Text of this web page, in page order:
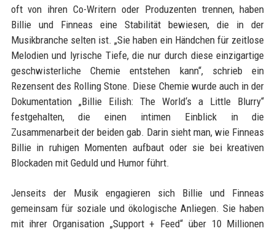
oft von ihren Co-Writern oder Produzenten trennen, haben
Billie und Finneas eine Stabilität bewiesen, die in der
Musikbranche selten ist. „Sie haben ein Händchen für zeitlose
Melodien und lyrische Tiefe, die nur durch diese einzigartige
geschwisterliche Chemie entstehen kann“, schrieb ein
Rezensent des Rolling Stone. Diese Chemie wurde auch in der
Dokumentation „Billie Eilish: The World‘s a Little Blurry“
festgehalten, die einen intimen Einblick in die
Zusammenarbeit der beiden gab. Darin sieht man, wie Finneas
Billie in ruhigen Momenten aufbaut oder sie bei kreativen
Blockaden mit Geduld und Humor führt.
Jenseits der Musik engagieren sich Billie und Finneas
gemeinsam für soziale und ökologische Anliegen. Sie haben
mit ihrer Organisation „Support + Feed“ über 10 Millionen